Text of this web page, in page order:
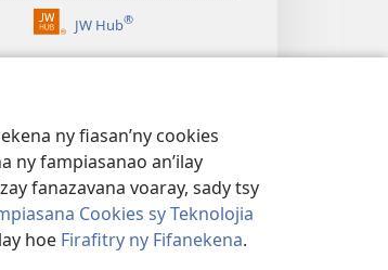
ny fiasan’ny cookies
ny fampiasanao an’ilay
fanazavana voaray, sady tsy
Cookies sy Teknolojia
hoe Firafitry ny Fifanekena.
JW Hub®
(manokatra
rohy)
FIRAFITRY NY FIFANEKENA